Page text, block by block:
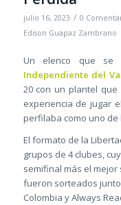
julio 16, 2023 / 0
Edison Guapaz Zambrano
Un elenco que se
Independiente del
20 con un plantel
experiencia de jugar
perfilaba como uno de
El formato de la
grupos de 4 clubes,
semifinal más el
fueron sorteados
Colombia y Always